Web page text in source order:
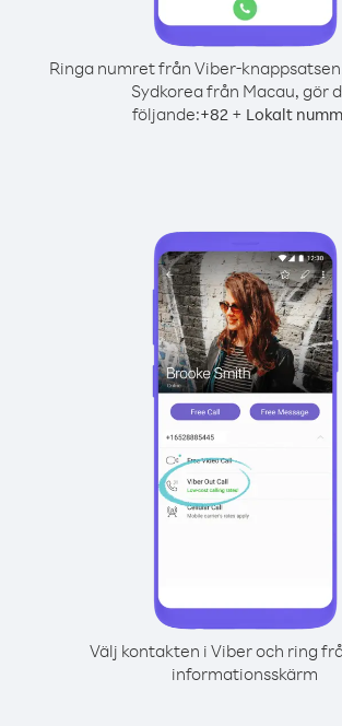
Ringa numret från Viber-
Sydkorea från Macau, gör
följande:+82+ Lokalt
Välj kontakten i Viber och ring
informationsskärm